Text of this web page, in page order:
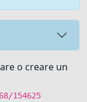
o creare un
154625